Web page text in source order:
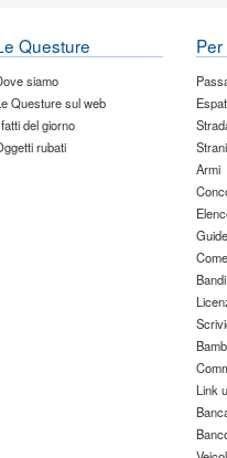
Questure
siamo
Questure sul web
del giorno
rubati
Armi
Link